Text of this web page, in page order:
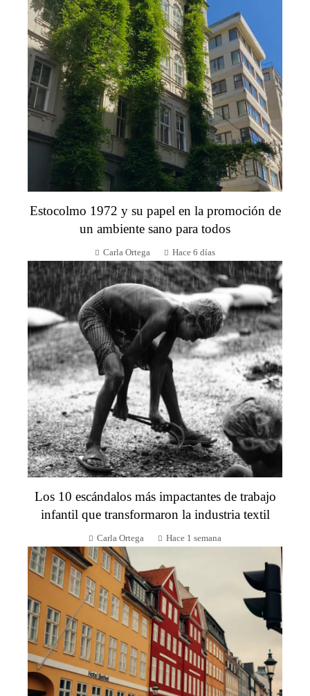
Estocolmo 1972 y su papel en la promoción de
un ambiente sano para todos
Carla Ortega Hace 6 días
Los 10 escándalos más impactantes de trabajo
infantil que transformaron la industria textil
Carla Ortega Hace 1 semana